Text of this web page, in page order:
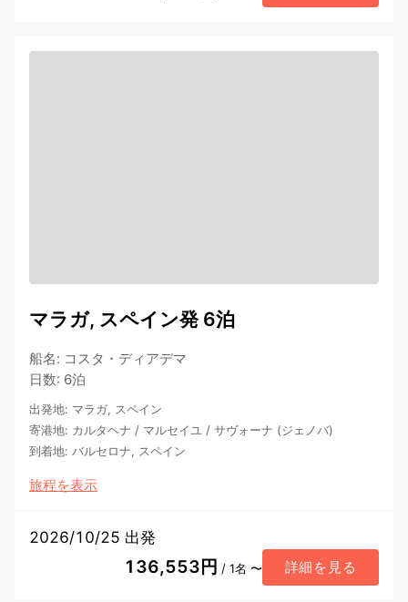
マラガ, スペイン発 6泊
船名: コスタ・ディアデマ
日数: 6泊
出発地: マラガ, スペイン
寄港地: カルタヘナ / マルセイユ / サヴォーナ (ジェノバ)
到着地: バルセロナ, スペイン
旅程を表示
2026/10/25 出発
136,553円 / 1名 〜 詳細を見る